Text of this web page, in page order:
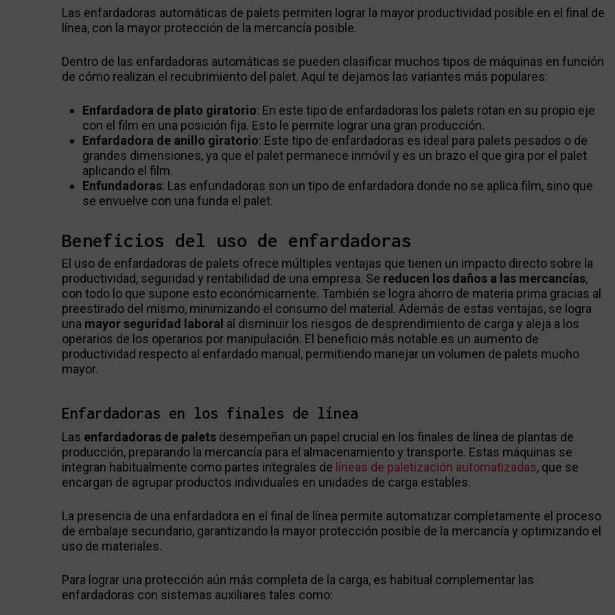
Las enfardadoras automáticas de palets permiten lograr la mayor productividad posible en el final de
línea, con la mayor protección de la mercancía posible.
Dentro de las enfardadoras automáticas se pueden clasificar muchos tipos de máquinas en función
de cómo realizan el recubrimiento del palet. Aquí te dejamos las variantes más populares:
Enfardadora de plato giratorio: En este tipo de enfardadoras los palets rotan en su propio eje
con el film en una posición fija. Esto le permite lograr una gran producción.
Enfardadora de anillo giratorio: Este tipo de enfardadoras es ideal para palets pesados o de
grandes dimensiones, ya que el palet permanece inmóvil y es un brazo el que gira por el palet
aplicando el film.
Enfundadoras: Las enfundadoras son un tipo de enfardadora donde no se aplica film, sino que
se envuelve con una funda el palet.
Beneficios del uso de enfardadoras
El uso de enfardadoras de palets ofrece múltiples ventajas que tienen un impacto directo sobre la
productividad, seguridad y rentabilidad de una empresa. Se reducen los daños a las mercancías,
con todo lo que supone esto económicamente. También se logra ahorro de materia prima gracias al
preestirado del mismo, minimizando el consumo del material. Además de estas ventajas, se logra
una mayor seguridad laboral al disminuir los riesgos de desprendimiento de carga y aleja a los
operarios de los operarios por manipulación. El beneficio más notable es un aumento de
productividad respecto al enfardado manual, permitiendo manejar un volumen de palets mucho
mayor.
Enfardadoras en los finales de línea
Las enfardadoras de palets desempeñan un papel crucial en los finales de línea de plantas de
producción, preparando la mercancía para el almacenamiento y transporte. Estas máquinas se
integran habitualmente como partes integrales de líneas de paletización automatizadas, que se
encargan de agrupar productos individuales en unidades de carga estables.
La presencia de una enfardadora en el final de línea permite automatizar completamente el proceso
de embalaje secundario, garantizando la mayor protección posible de la mercancía y optimizando el
uso de materiales.
Para lograr una protección aún más completa de la carga, es habitual complementar las
enfardadoras con sistemas auxiliares tales como: